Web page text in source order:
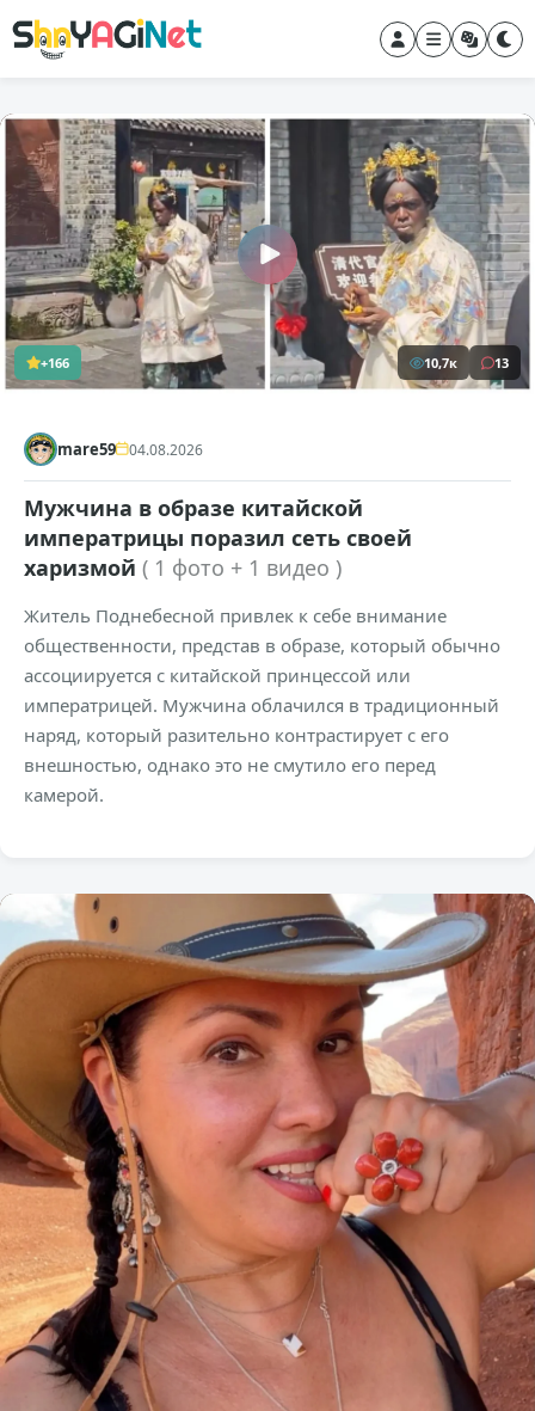
+166 10,7к 13
mare59 04.08.2026
Мужчина в образе китайской
императрицы поразил сеть своей
харизмой ( 1 фото + 1 видео )
Житель Поднебесной привлек к себе внимание
общественности, представ в образе, который обычно
ассоциируется с китайской принцессой или
императрицей. Мужчина облачился в традиционный
наряд, который разительно контрастирует с его
внешностью, однако это не смутило его перед
камерой.